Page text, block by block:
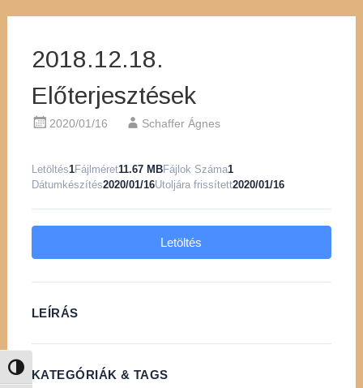
Nagy kontraszt váltása
2018.12.18.
Előterjesztések
2020/01/16 Schaffer Ágnes
Letöltés1Fájlméret11.67 MBFájlok Száma1
Dátumkészítés2020/01/16Utoljára frissített2020/01/16
Letöltés
LEÍRÁS
KATEGÓRIÁK & TAGS